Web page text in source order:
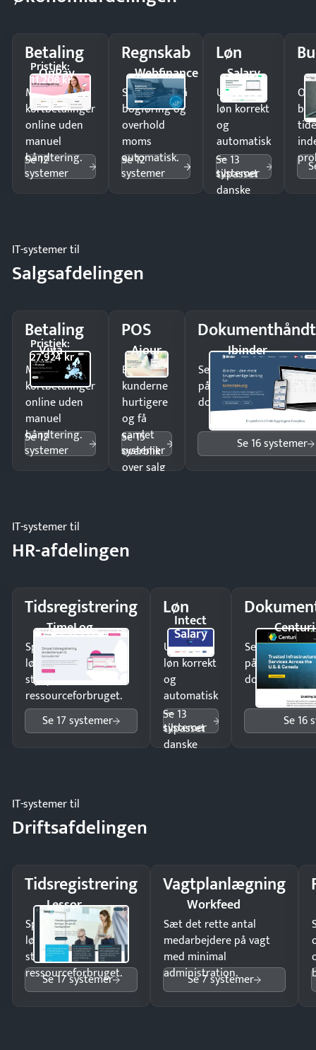
Betaling
OnPay
Pristjek:
11.208 kr
Modtag
kortbetalinger
online uden
manuel
håndtering.
Se 12
systemer
Regnskab
Webfinance
Spar timer på
bogføring og
overhold
moms
automatisk.
Se 12
systemer
Løn
Salary
Udbetal
løn korrekt
og
automatisk
—
tilpasset
danske
Se 13
systemer
IT-systemer til
Salgsafdelingen
Betaling
Viva
Pristjek:
27.924 kr
Modtag
kortbetalinger
online uden
manuel
håndtering.
Se 12
systemer
POS
Ajour
Ekspedér
kunderne
hurtigere
og få
samlet
overblik
over salg
Se 15
systemer
Ibinder
Send kontrakter til
på minutter og mist
dokumenter.
Se 16 systemer
IT-systemer til
HR-afdelingen
Tidsregistrering
TimeLog
Spar tid på
lønberegning og få
styr på
ressourceforbruget.
Se 17 systemer
Løn
Intect
Salary
Udbetal
løn korrekt
og
automatisk
—
tilpasset
danske
Se 13
systemer
Centuri
Send
på minutter
dokumenter.
Se 16
IT-systemer til
Driftsafdelingen
Tidsregistrering
Lessor
Spar tid på
lønberegning og få
styr på
ressourceforbruget.
Se 17 systemer
Vagtplanlægning
Workfeed
Sæt det rette antal
medarbejdere på vagt
med minimal
administration.
Se 7 systemer